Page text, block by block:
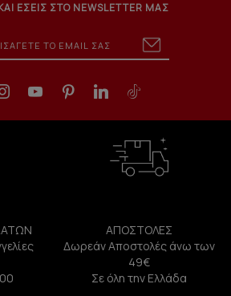
ΕΣΕΙΣ ΣΤΟ NEWSLETTER ΜΑΣ
ΑΠΟΣΤΟΛΕΣ
Δωρεάν Αποστολές άνω των
49€
Σε όλη την Ελλάδα